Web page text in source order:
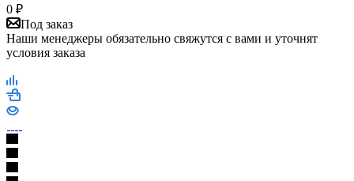
0 ₽
Под заказ
Наши менеджеры обязательно свяжутся с вами и уточнят
условия заказа